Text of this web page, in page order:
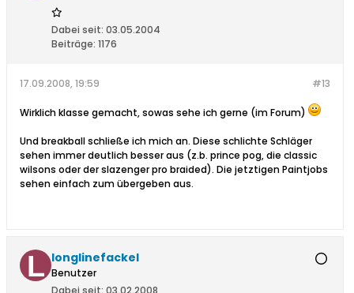
Dabei seit: 03.05.2004
Beiträge: 1176
#13
17.09.2008, 19:59
Wirklich klasse gemacht, sowas sehe ich gerne (im Forum)
Und breakball schließe ich mich an. Diese schlichte Schläger
sehen immer deutlich besser aus (z.b. prince pog, die classic
wilsons oder der slazenger pro braided). Die jetztigen Paintjobs
sehen einfach zum übergeben aus.
longlinefackel
Benutzer